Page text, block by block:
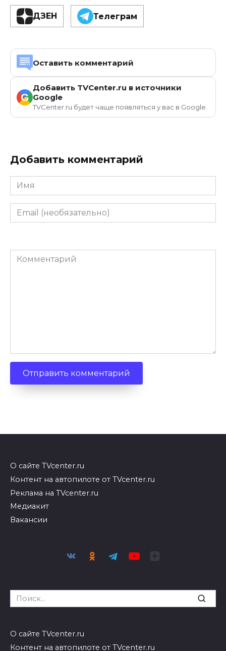
ДЗЕН Телеграм
Оставить комментарий
G
Добавить TVCenter.ru в источники
Google
TVCenter.ru будет чаще появляться у вас в Google.
Добавить комментарий
Имя
Email
(необязательно)
Комментарий
О сайте TVcenter.ru
Контент на автопилоте от TVcenter.ru
Реклама на TVcenter.ru
Медиакит
Вакансии
Search
for:
О сайте TVcenter.ru
Контент на автопилоте от TVcenter.ru